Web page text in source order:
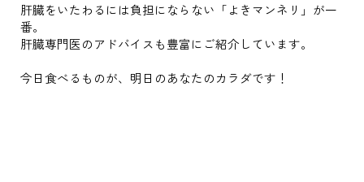
肝臓をいたわるには負担にならない「よきマンネリ」が一
番。
肝臓専門医のアドバイスも豊富にご紹介しています。
今日食べるものが、明日のあなたのカラダです！